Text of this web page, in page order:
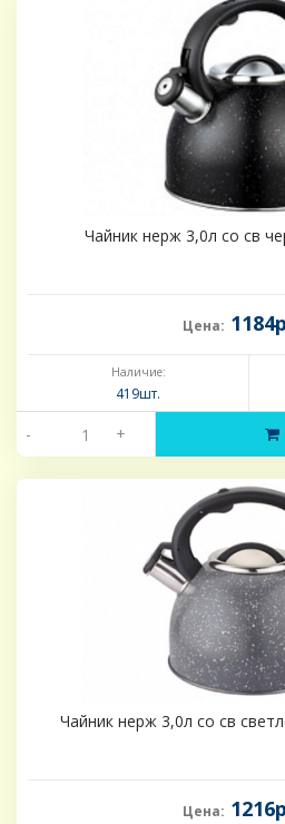
Чайник нерж 3,0л со св
Цена:
Наличие:
419шт.
- +
Чайник нерж 3,0л со св
Цена: